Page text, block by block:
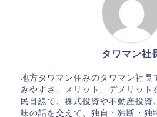
タワマン社
地方タワマン住みのタワマン社長
みやすさ、メリット、デメリット
民目線で、株式投資や不動産投資
味の話を交えて、独自・独断・独